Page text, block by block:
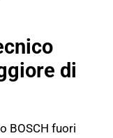
di
BOSCH fuori